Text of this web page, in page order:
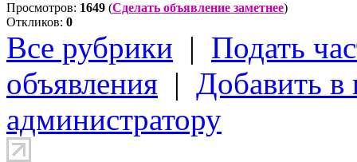
Просмотров: 1649 (Сделать объявление заметнее)
Откликов: 0
Все рубрики | Подать
объявления | Добавить в
администратору